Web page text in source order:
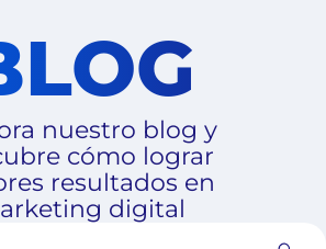
nuestro blog y
cómo lograr
resultados en
digital